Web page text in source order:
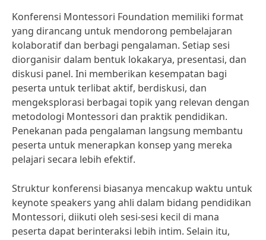
Konferensi Montessori Foundation memiliki format
yang dirancang untuk mendorong pembelajaran
kolaboratif dan berbagi pengalaman. Setiap sesi
diorganisir dalam bentuk lokakarya, presentasi, dan
diskusi panel. Ini memberikan kesempatan bagi
peserta untuk terlibat aktif, berdiskusi, dan
mengeksplorasi berbagai topik yang relevan dengan
metodologi Montessori dan praktik pendidikan.
Penekanan pada pengalaman langsung membantu
peserta untuk menerapkan konsep yang mereka
pelajari secara lebih efektif.
Struktur konferensi biasanya mencakup waktu untuk
keynote speakers yang ahli dalam bidang pendidikan
Montessori, diikuti oleh sesi-sesi kecil di mana
peserta dapat berinteraksi lebih intim. Selain itu,